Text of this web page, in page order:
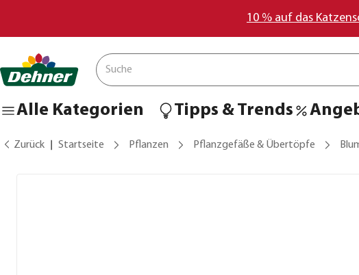
10 % auf das
Alle Kategorien Tipps & Trends
Zurück Startseite Pflanzen Pflanzgefäße & Übertöpfe